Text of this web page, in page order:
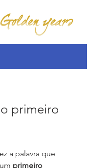
primeiro
primeiro